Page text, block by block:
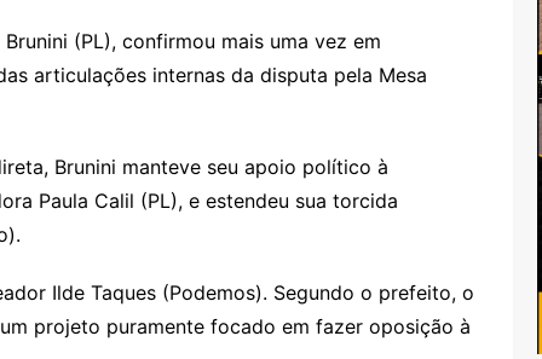
(PL), confirmou mais uma vez em
articulações internas da disputa pela Mesa
Brunini manteve seu apoio político à
Paula Calil (PL), e estendeu sua torcida
Ilde Taques (Podemos). Segundo o prefeito, o
projeto puramente focado em fazer oposição à